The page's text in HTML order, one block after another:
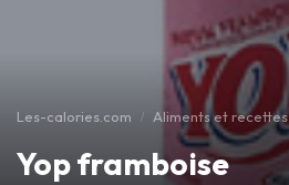
Les-calories.com Aliments et recettes
Yop framboise